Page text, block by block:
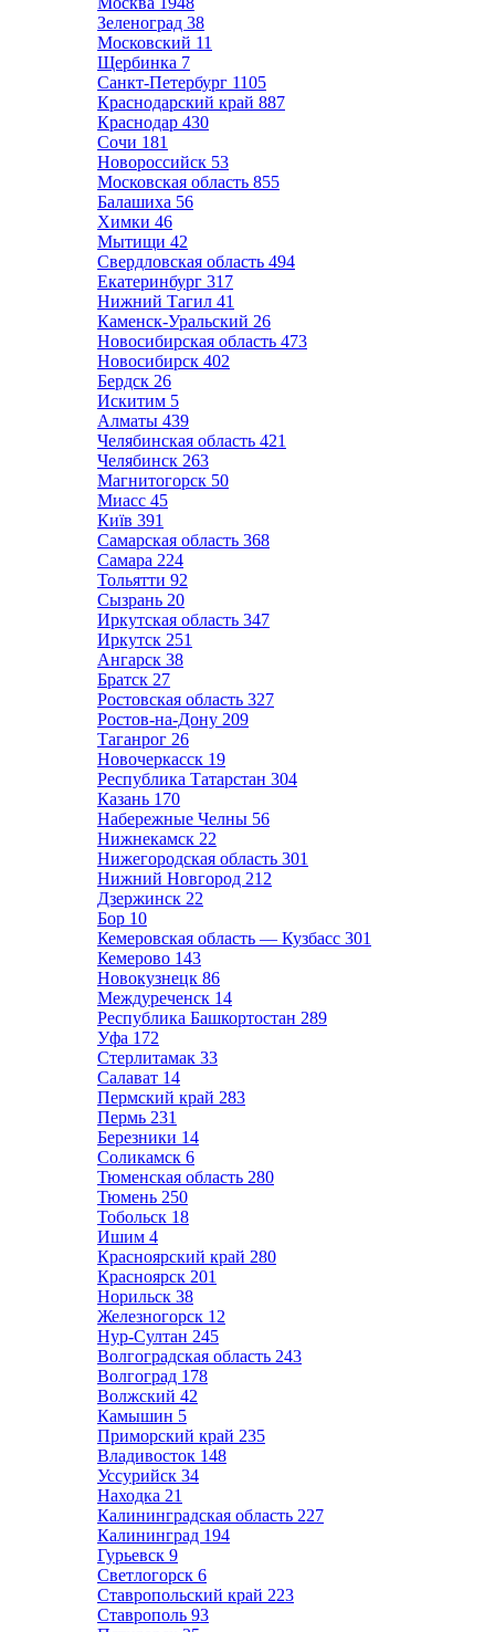
Зеленоград 38
Московский 11
Щербинка 7
Санкт-Петербург 1105
Краснодарский край 887
Краснодар 430
Сочи 181
Новороссийск 53
Московская область 855
Балашиха 56
Химки 46
Мытищи 42
Свердловская область 494
Екатеринбург 317
Нижний Тагил 41
Каменск-Уральский 26
Новосибирская область 473
Новосибирск 402
Бердск 26
Искитим 5
Алматы 439
Челябинская область 421
Челябинск 263
Магнитогорск 50
Миасс 45
Київ 391
Самарская область 368
Самара 224
Тольятти 92
Сызрань 20
Иркутская область 347
Иркутск 251
Ангарск 38
Братск 27
Ростовская область 327
Ростов-на-Дону 209
Таганрог 26
Новочеркасск 19
Республика Татарстан 304
Казань 170
Набережные Челны 56
Нижнекамск 22
Нижегородская область 301
Нижний Новгород 212
Дзержинск 22
Бор 10
Кемеровская область — Кузбасс 301
Кемерово 143
Новокузнецк 86
Междуреченск 14
Республика Башкортостан 289
Уфа 172
Стерлитамак 33
Салават 14
Пермский край 283
Пермь 231
Березники 14
Соликамск 6
Тюменская область 280
Тюмень 250
Тобольск 18
Ишим 4
Красноярский край 280
Красноярск 201
Норильск 38
Железногорск 12
Нур-Султан 245
Волгоградская область 243
Волгоград 178
Волжский 42
Камышин 5
Приморский край 235
Владивосток 148
Уссурийск 34
Находка 21
Калининградская область 227
Калининград 194
Гурьевск 9
Светлогорск 6
Ставропольский край 223
Ставрополь 93